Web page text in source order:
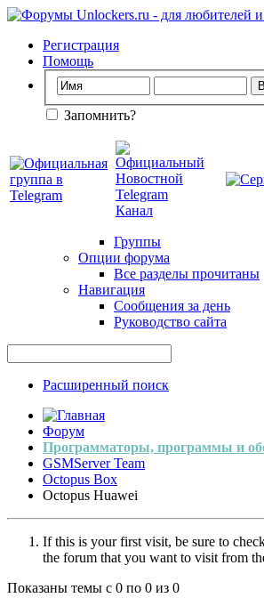
Регистрация
Помощь
Запомнить?
Группы
Опции форума
Все разделы прочитаны
Навигация
Сообщения за день
Руководство сайта
Расширенный поиск
Форум
Программаторы, программы и
GSMServer Team
Octopus Box
Octopus Huawei
If this is your first visit, be sure to
the forum that you want to visit from
Показаны темы с 0 по 0 из 0